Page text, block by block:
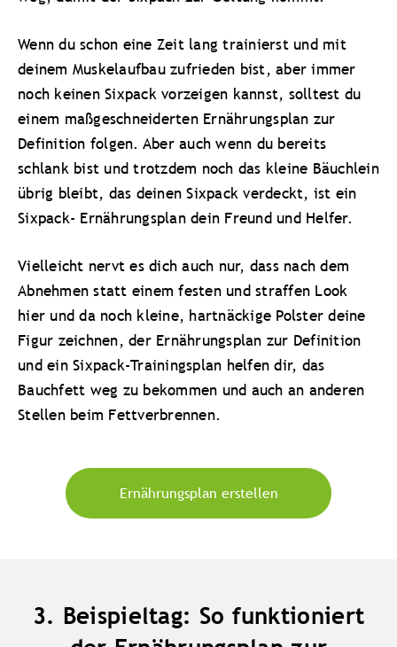
Wenn du schon eine Zeit lang trainierst und mit
deinem Muskelaufbau zufrieden bist, aber immer
noch keinen Sixpack vorzeigen kannst, solltest du
einem maßgeschneiderten Ernährungsplan zur
Definition folgen. Aber auch wenn du bereits
schlank bist und trotzdem noch das kleine Bäuchlein
übrig bleibt, das deinen Sixpack verdeckt, ist ein
Sixpack- Ernährungsplan dein Freund und Helfer.
Vielleicht nervt es dich auch nur, dass nach dem
Abnehmen statt einem festen und straffen Look
hier und da noch kleine, hartnäckige Polster deine
Figur zeichnen, der Ernährungsplan zur Definition
und ein Sixpack-Trainingsplan helfen dir, das
Bauchfett weg zu bekommen und auch an anderen
Stellen beim Fettverbrennen.
Ernährungsplan erstellen
3. Beispieltag: So funktioniert